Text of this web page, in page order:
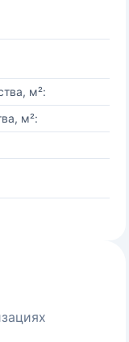
м²:
м²: